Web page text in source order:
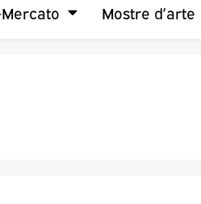
Mostre d’arte